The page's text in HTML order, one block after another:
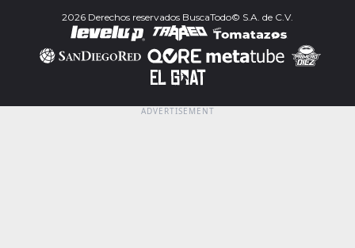
2026 Derechos reservados BuscaTodo© S.A. de C.V.